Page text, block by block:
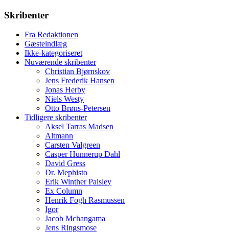
Skribenter
Fra Redaktionen
Gæsteindlæg
Ikke-kategoriseret
Nuværende skribenter
Christian Bjørnskov
Jens Frederik Hansen
Jonas Herby
Niels Westy
Otto Brøns-Petersen
Tidligere skribenter
Aksel Tarras Madsen
Altmann
Carsten Valgreen
Casper Hunnerup Dahl
David Gress
Dr. Mephisto
Erik Winther Paisley
Ex Column
Henrik Fogh Rasmussen
Igor
Jacob Mchangama
Jens Ringsmose